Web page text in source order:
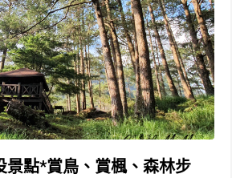
景點*賞鳥、賞楓、森林步